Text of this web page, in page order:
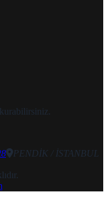
kurabilirsiniz.
PENDİK / İSTANBUL